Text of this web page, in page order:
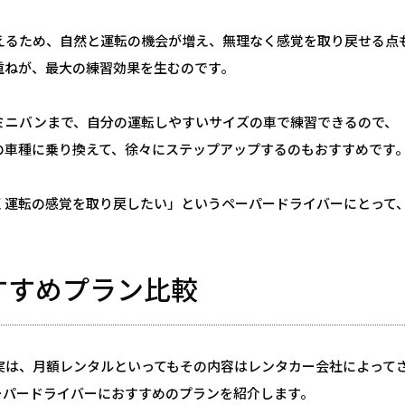
ため、自然と運転の機会が増え、無理なく感覚を取り戻せる点
が、最大の練習効果を生むのです。
バンまで、自分の運転しやすいサイズの車で練習できるので、
種に乗り換えて、徐々にステップアップするのもおすすめです
転の感覚を取り戻したい」というペーパードライバーにとって
めプラン比較
、月額レンタルといってもその内容はレンタカー会社によって
ードライバーにおすすめのプランを紹介します。